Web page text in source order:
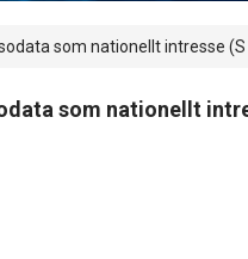
som nationellt intresse (S
som nationellt